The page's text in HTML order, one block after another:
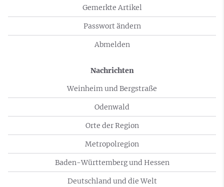
Gemerkte Artikel
Passwort ändern
Abmelden
Nachrichten
Weinheim und Bergstraße
Odenwald
Orte der Region
Metropolregion
Baden-Württemberg und Hessen
Deutschland und die Welt